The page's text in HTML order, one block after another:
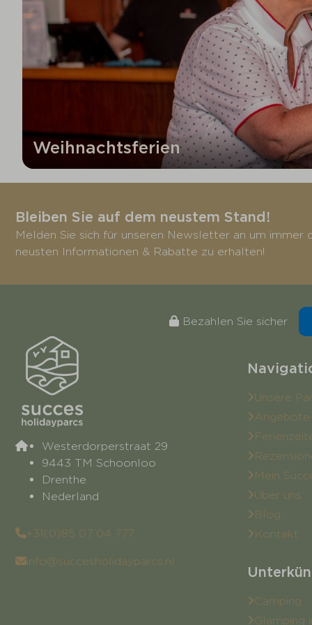
Lounge-Garnitur
Sonnenschirm
Gartenmöbel
Weihnachtsferien
Bleiben Sie auf dem neustem Stand!
Melden Sie sich für unseren Newsletter an um immer
neusten Informationen & Rabatte zu erhalten!
Bezahlen Sie sicher
Westerdorperstraat 29
9443 TM Schoonloo
Drenthe
Nederland
+31(0)85 07 04 777
info@succesholidayparcs.nl
Unsere
Angebote
Mein
Über uns
Blog
Kontakt
Camping
Glamping